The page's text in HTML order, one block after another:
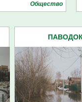
Общество
ПАВОДОК